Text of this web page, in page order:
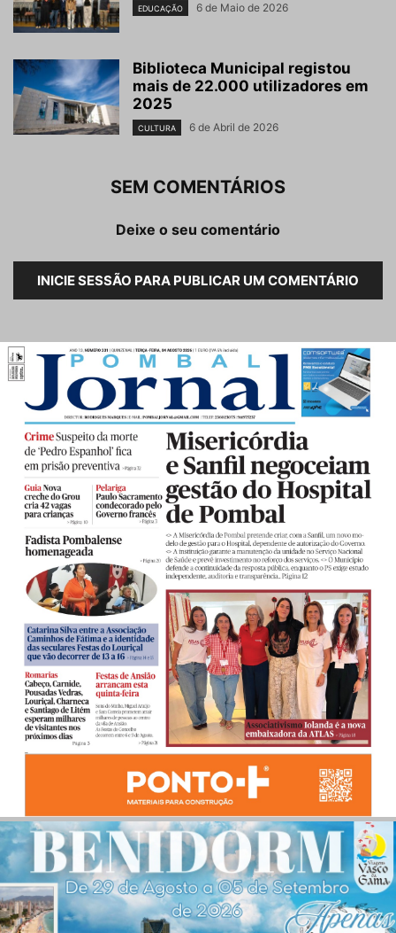
EDUCAÇÃO 6 de Maio de 2026
Biblioteca Municipal registou
mais de 22.000 utilizadores em
2025
CULTURA 6 de Abril de 2026
SEM COMENTÁRIOS
Deixe o seu comentário
INICIE SESSÃO PARA PUBLICAR UM COMENTÁRIO